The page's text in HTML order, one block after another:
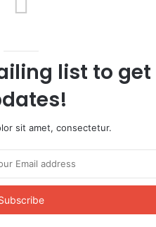
list to
sit amet, consectetur.